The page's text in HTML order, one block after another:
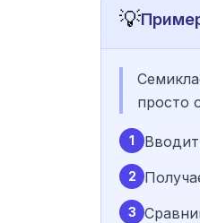
💡
просто
1
2
3